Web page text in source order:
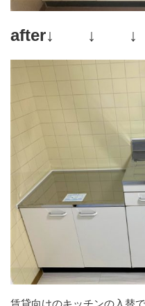
after↓ ↓ ↓
賃貸向けのキッチンの入替で